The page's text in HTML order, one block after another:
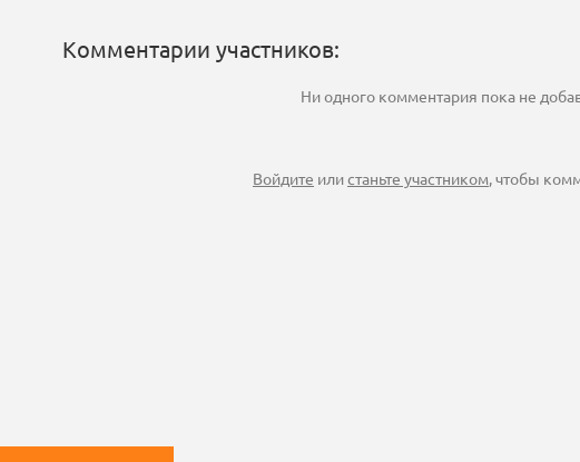
Комментарии участников:
Ни одного комментария пока не
Войдите илистаньте участником, чтобы